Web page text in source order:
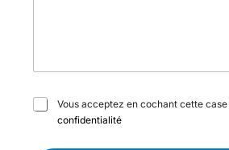
C
Vous acceptez en cochant cette
confidentialité